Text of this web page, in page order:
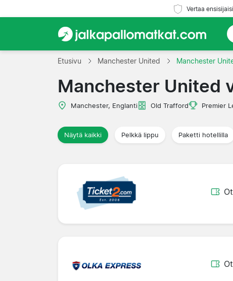
Vertaa
Etusivu Manchester United Manchester
Manchester United
Manchester, Englanti Old Trafford Premier
Näytä kaikki Pelkkä lippu Paketti hotellilla